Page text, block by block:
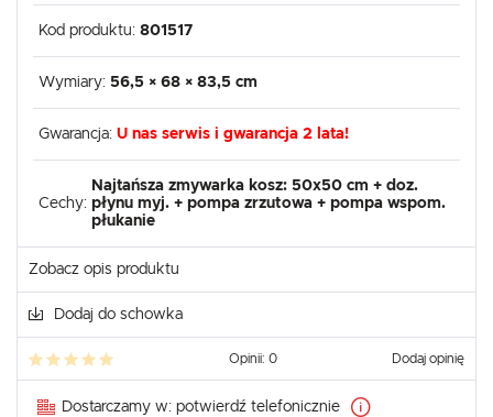
Kod produktu: 801517
Wymiary: 56,5 × 68 × 83,5 cm
Gwarancja: U nas serwis i gwarancja 2 lata!
Cechy:
Najtańsza zmywarka kosz: 50x50 cm + doz.
płynu myj. + pompa zrzutowa + pompa wspom.
płukanie
Zobacz opis produktu
Dodaj do schowka
Opinii: 0 Dodaj opinię
Dostarczamy w: potwierdź telefonicznie